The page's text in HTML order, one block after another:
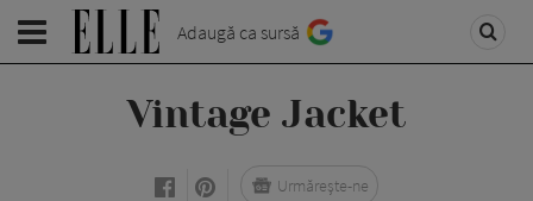
Adaugă ca sursă
Vintage Jacket
Urmărește-ne